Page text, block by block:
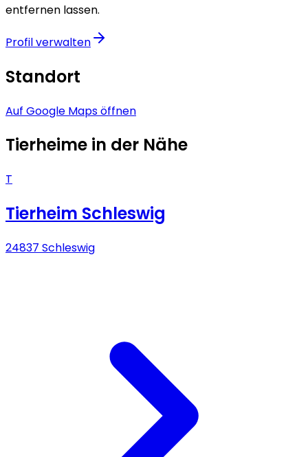
entfernen lassen.
Profil verwalten
Standort
Auf Google Maps öffnen
Tierheime in der Nähe
T
Tierheim Schleswig
24837 Schleswig